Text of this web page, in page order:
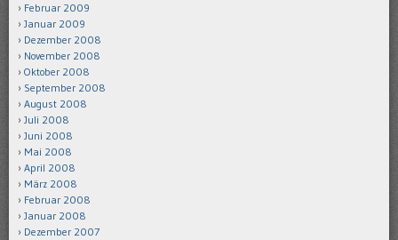
Februar 2009
Januar 2009
Dezember 2008
November 2008
Oktober 2008
September 2008
August 2008
Juli 2008
Juni 2008
Mai 2008
April 2008
März 2008
Februar 2008
Januar 2008
Dezember 2007